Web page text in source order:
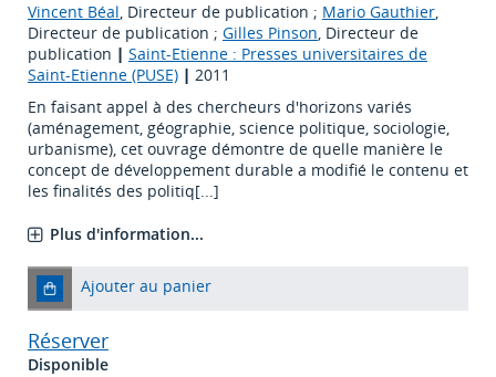
Vincent Béal, Directeur de publication ; Mario Gauthier,
Directeur de publication ; Gilles Pinson, Directeur de
publication | Saint-Etienne : Presses universitaires de
Saint-Etienne (PUSE) | 2011
En faisant appel à des chercheurs d'horizons variés
(aménagement, géographie, science politique, sociologie,
urbanisme), cet ouvrage démontre de quelle manière le
concept de développement durable a modifié le contenu et
les finalités des politiq[...]
Plus d'information...
Ajouter au panier
Réserver
Disponible